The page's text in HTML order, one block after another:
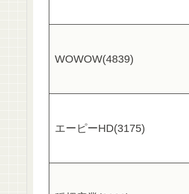
WOWOW(4839)
エーピーHD(3175)